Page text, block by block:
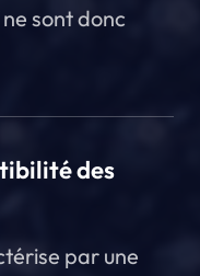
sont donc
des
par une